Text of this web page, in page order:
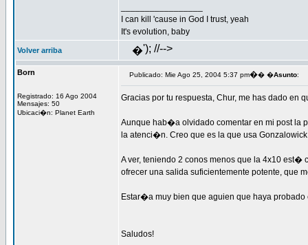
I can kill 'cause in God I trust, yeah
It's evolution, baby
Volver arriba �'); //-->
Born
Registrado: 16 Ago 2004
Mensajes: 50
Ubicaci�n: Planet Earth
Publicado: Mie Ago 25, 2004 5:37 pm�� �Asunto:
Gracias por tu respuesta, Chur, me has dado en
Aunque hab�a olvidado comentar en mi post la
la atenci�n. Creo que es la que usa
A ver, teniendo 2 conos menos que la 4x10
ofrecer una salida suficientemente potente, que
Estar�a muy bien que aguien que haya
Saludos!